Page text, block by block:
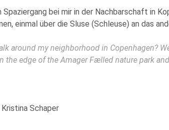
bei mir in der Nachbarschaft in
einmal über die Sluse (Schleuse) an das
around my neighborhood in Copenhagen?
the edge of the Amager Fælled nature park